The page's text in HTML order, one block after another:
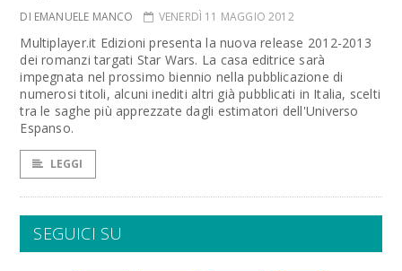
DI EMANUELE MANCO VENERDÌ 11 MAGGIO 2012
Multiplayer.it Edizioni presenta la nuova release 2012-2013
dei romanzi targati Star Wars. La casa editrice sarà
impegnata nel prossimo biennio nella pubblicazione di
numerosi titoli, alcuni inediti altri già pubblicati in Italia, scelti
tra le saghe più apprezzate dagli estimatori dell'Universo
Espanso.
LEGGI
SEGUICI SU